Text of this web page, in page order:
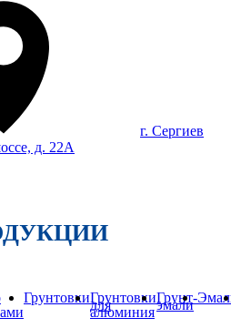
г. Сергиев
д. 22А
ГрунтовкиГрунтовки
для
алюминия
Грунт-
эмали